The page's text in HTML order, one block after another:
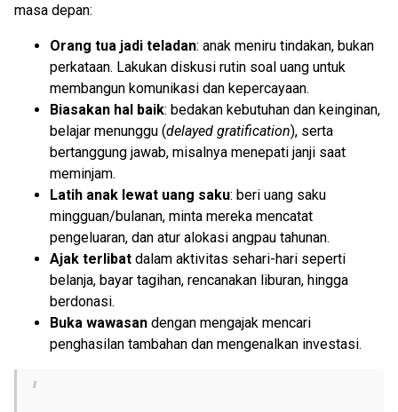
masa depan:
Orang tua jadi teladan: anak meniru tindakan, bukan
perkataan. Lakukan diskusi rutin soal uang untuk
membangun komunikasi dan kepercayaan.
Biasakan hal baik: bedakan kebutuhan dan keinginan,
belajar menunggu (delayed gratification), serta
bertanggung jawab, misalnya menepati janji saat
meminjam.
Latih anak lewat uang saku: beri uang saku
mingguan/bulanan, minta mereka mencatat
pengeluaran, dan atur alokasi angpau tahunan.
Ajak terlibat dalam aktivitas sehari-hari seperti
belanja, bayar tagihan, rencanakan liburan, hingga
berdonasi.
Buka wawasan dengan mengajak mencari
penghasilan tambahan dan mengenalkan investasi.